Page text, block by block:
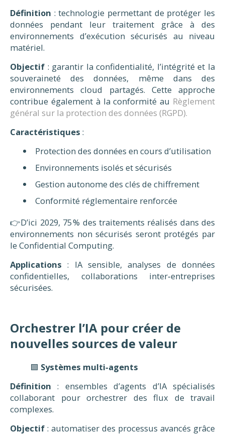
Définition : technologie permettant de protéger les
données pendant leur traitement grâce à des
environnements d’exécution sécurisés au niveau
matériel.
Objectif : garantir la confidentialité, l’intégrité et la
souveraineté des données, même dans des
environnements cloud partagés. Cette approche
contribue également à la conformité au Règlement
général sur la protection des données (RGPD).
Caractéristiques :
Protection des données en cours d’utilisation
Environnements isolés et sécurisés
Gestion autonome des clés de chiffrement
Conformité réglementaire renforcée
👉D’ici 2029, 75 % des traitements réalisés dans des
environnements non sécurisés seront protégés par
le Confidential Computing.
Applications : IA sensible, analyses de données
confidentielles, collaborations inter‑entreprises
sécurisées.
Orchestrer l’IA pour créer de
nouvelles sources de valeur
🟩 Systèmes multi‑agents
Définition : ensembles d’agents d’IA spécialisés
collaborant pour orchestrer des flux de travail
complexes.
Objectif : automatiser des processus avancés grâce